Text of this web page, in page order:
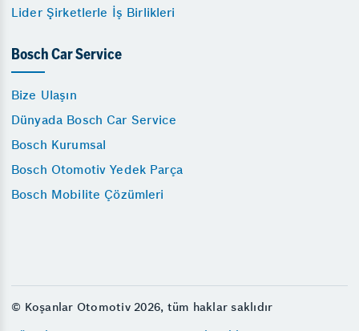
Lider Şirketlerle İş Birlikleri
Bosch Car Service
Bize Ulaşın
Dünyada Bosch Car Service
Bosch Kurumsal
Bosch Otomotiv Yedek Parça
Bosch Mobilite Çözümleri
© Koşanlar Otomotiv 2026, tüm haklar saklıdır